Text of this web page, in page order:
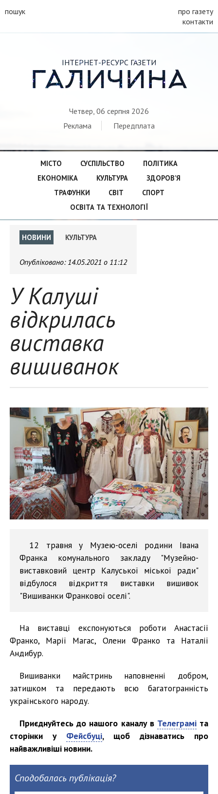
пошук
про газету
контакти
ІНТЕРНЕТ-РЕСУРС ГАЗЕТИ
ГАЛИЧИНА
Четвер, 06 серпня 2026
Реклама
Передплата
МІСТО СУСПІЛЬСТВО
ПОЛІТИКА
ЕКОНОМІКА
КУЛЬТУРА
ЗДОРОВ’Я
ТРАФУНКИ
СВІТ
СПОРТ
ОСВІТА ТА ТЕХНОЛОГІЇ
НОВИНИ КУЛЬТУРА
Опубліковано: 14.05.2021 о 11:12
У Калуші
відкрилась
виставка
вишиванок
12 травня у Музею-оселі родини Івана
Франка комунального закладу "Музейно-
виставковий центр Калуської міської ради"
відбулося відкриття виставки вишивок
"Вишиванки Франкової оселі".
На виставці експонуються роботи Анастасії
Франко, Марії Магас, Олени Франко та Наталії
Андибур.
Вишиванки майстринь наповненні добром,
затишком та передають всю багатогранність
українського народу.
Приєднуйтесь до нашого каналу в Телеграміта
сторінки у Фейсбуці, щоб дізнаватись про
найважливіші новини.
Сподобалась публікація?